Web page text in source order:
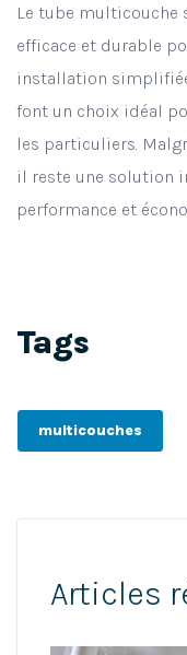
Le tube multicouche
efficace et durable
installation
font un choix idéal
les particuliers.
il reste une solution
performance et
Tags
multicouches
Articles